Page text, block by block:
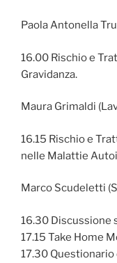
Paola Antonella
16.00 Rischio e
Gravidanza.
Maura Grimaldi
16.15 Rischio e
nelle Malattie
Marco Scudeletti
16.30
17.15 Take Home
17.30